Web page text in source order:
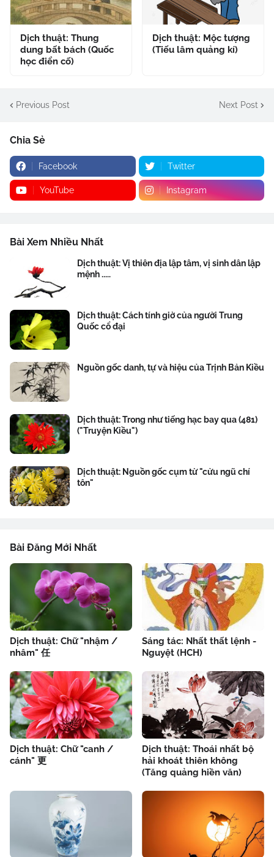
Dịch thuật: Thung
dung bất bách (Quốc
học điển cố)
Dịch thuật: Mộc tượng
(Tiếu lâm quảng kí)
Previous Post Next Post
Chia Sẻ
Facebook Twitter
YouTube Instagram
Bài Xem Nhiều Nhất
Dịch thuật: Vị thiên địa lập tâm, vị sinh dân lập
mệnh .....
Dịch thuật: Cách tính giờ của người Trung
Quốc cổ đại
Nguồn gốc danh, tự và hiệu của Trịnh Bản Kiều
Dịch thuật: Trong như tiếng hạc bay qua (481)
("Truyện Kiều")
Dịch thuật: Nguồn gốc cụm từ "cửu ngũ chí
tôn"
Bài Đăng Mới Nhất
Dịch thuật: Chữ "nhậm /
nhâm" 任
Sáng tác: Nhất thất lệnh -
Nguyệt (HCH)
Dịch thuật: Chữ "canh /
cánh" 更
Dịch thuật: Thoái nhất bộ
hải khoát thiên không
(Tăng quảng hiền văn)